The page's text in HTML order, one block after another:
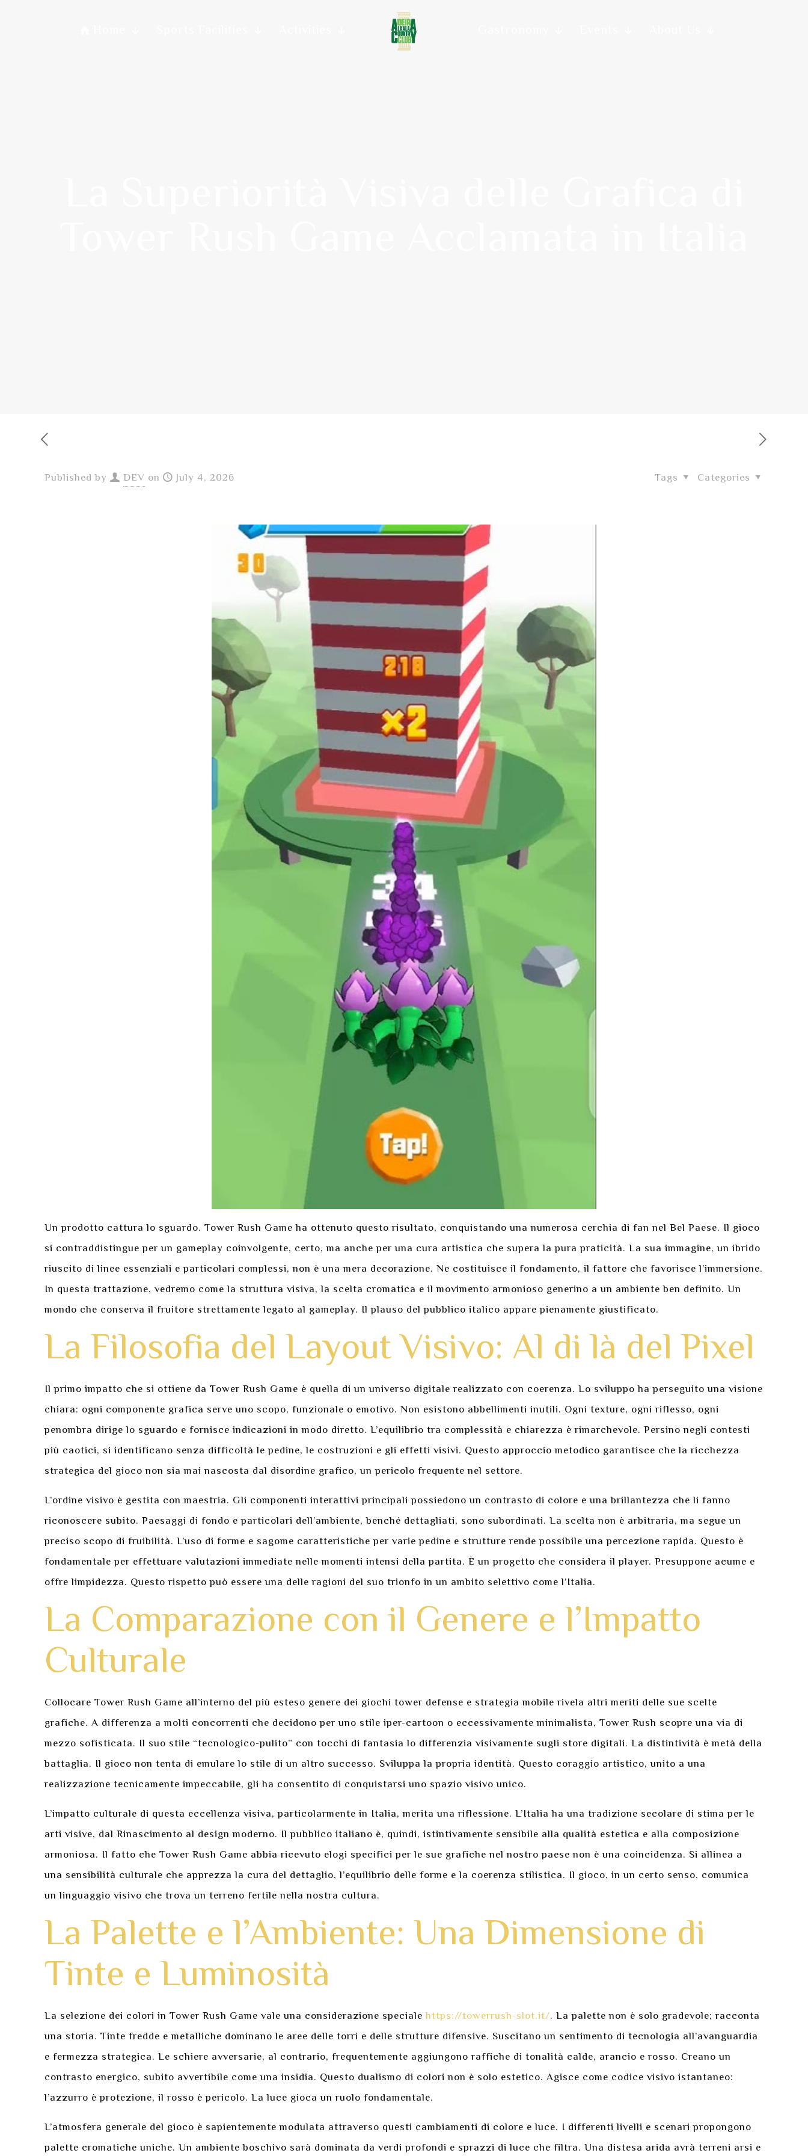
Published by DEV on July 4, 2026 Categories
Tags
Un prodotto cattura lo sguardo. Tower Rush Game ha ottenuto questo risultato, conquistando una numerosa cerchia di fan nel Bel Paese. Il gioco
si contraddistingue per un gameplay coinvolgente, certo, ma anche per una cura artistica che supera la pura praticità. La sua immagine, un ibrido
riuscito di linee essenziali e particolari complessi, non è una mera decorazione. Ne costituisce il fondamento, il fattore che favorisce l’immersione.
In questa trattazione, vedremo come la struttura visiva, la scelta cromatica e il movimento armonioso generino a un ambiente ben definito. Un
mondo che conserva il fruitore strettamente legato al gameplay. Il plauso del pubblico italico appare pienamente giustificato.
La Filosofia del Layout Visivo: Al di là del Pixel
Il primo impatto che si ottiene da Tower Rush Game è quella di un universo digitale realizzato con coerenza. Lo sviluppo ha perseguito una visione
chiara: ogni componente grafica serve uno scopo, funzionale o emotivo. Non esistono abbellimenti inutili. Ogni texture, ogni riflesso, ogni
penombra dirige lo sguardo e fornisce indicazioni in modo diretto. L’equilibrio tra complessità e chiarezza è rimarchevole. Persino negli contesti
più caotici, si identificano senza difficoltà le pedine, le costruzioni e gli effetti visivi. Questo approccio metodico garantisce che la ricchezza
strategica del gioco non sia mai nascosta dal disordine grafico, un pericolo frequente nel settore.
L’ordine visivo è gestita con maestria. Gli componenti interattivi principali possiedono un contrasto di colore e una brillantezza che li fanno
riconoscere subito. Paesaggi di fondo e particolari dell’ambiente, benché dettagliati, sono subordinati. La scelta non è arbitraria, ma segue un
preciso scopo di fruibilità. L’uso di forme e sagome caratteristiche per varie pedine e strutture rende possibile una percezione rapida. Questo è
fondamentale per effettuare valutazioni immediate nelle momenti intensi della partita. È un progetto che considera il player. Presuppone acume e
offre limpidezza. Questo rispetto può essere una delle ragioni del suo trionfo in un ambito selettivo come l’Italia.
La Comparazione con il Genere e l’Impatto
Culturale
Collocare Tower Rush Game all’interno del più esteso genere dei giochi tower defense e strategia mobile rivela altri meriti delle sue scelte
grafiche. A differenza a molti concorrenti che decidono per uno stile iper-cartoon o eccessivamente minimalista, Tower Rush scopre una via di
mezzo sofisticata. Il suo stile “tecnologico-pulito” con tocchi di fantasia lo differenzia visivamente sugli store digitali. La distintività è metà della
battaglia. Il gioco non tenta di emulare lo stile di un altro successo. Sviluppa la propria identità. Questo coraggio artistico, unito a una
realizzazione tecnicamente impeccabile, gli ha consentito di conquistarsi uno spazio visivo unico.
L’impatto culturale di questa eccellenza visiva, particolarmente in Italia, merita una riflessione. L’Italia ha una tradizione secolare di stima per le
arti visive, dal Rinascimento al design moderno. Il pubblico italiano è, quindi, istintivamente sensibile alla qualità estetica e alla composizione
armoniosa. Il fatto che Tower Rush Game abbia ricevuto elogi specifici per le sue grafiche nel nostro paese non è una coincidenza. Si allinea a
una sensibilità culturale che apprezza la cura del dettaglio, l’equilibrio delle forme e la coerenza stilistica. Il gioco, in un certo senso, comunica
un linguaggio visivo che trova un terreno fertile nella nostra cultura.
La Palette e l’Ambiente: Una Dimensione di
Tinte e Luminosità
La selezione dei colori in Tower Rush Game vale una considerazione specialehttps://towerrush-slot.it/. La palette non è solo gradevole; racconta
una storia. Tinte fredde e metalliche dominano le aree delle torri e delle strutture difensive. Suscitano un sentimento di tecnologia all’avanguardia
e fermezza strategica. Le schiere avversarie, al contrario, frequentemente aggiungono raffiche di tonalità calde, arancio e rosso. Creano un
contrasto energico, subito avvertibile come una insidia. Questo dualismo di colori non è solo estetico. Agisce come codice visivo istantaneo:
l’azzurro è protezione, il rosso è pericolo. La luce gioca un ruolo fondamentale.
L’atmosfera generale del gioco è sapientemente modulata attraverso questi cambiamenti di colore e luce. I differenti livelli e scenari propongono
palette cromatiche uniche. Un ambiente boschivo sarà dominata da verdi profondi e sprazzi di luce che filtra. Una distesa arida avrà terreni arsi e